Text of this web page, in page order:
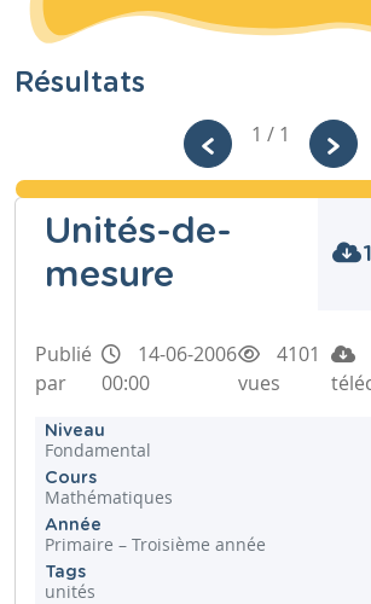
Résultats
1 / 1
Unités-de-
mesure
1
Publié
par
14-06-2006
00:00
4101
vues
Niveau
Fondamental
Cours
Mathématiques
Année
Primaire – Troisième année
Tags
unités